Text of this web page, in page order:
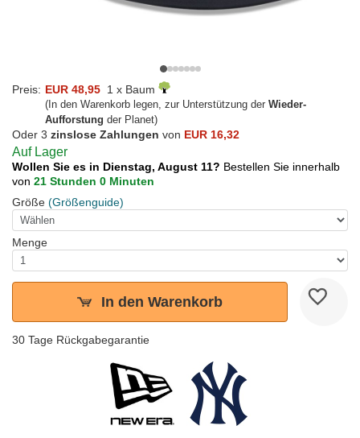
Preis: EUR 48,95 1 x Baum
(In den Warenkorb legen, zur Unterstützung der Wieder-
Aufforstung der Planet)
Oder 3 zinslose Zahlungen von EUR 16,32
Auf Lager
Wollen Sie es in Dienstag, August 11? Bestellen Sie innerhalb
von 21 Stunden 0 Minuten
Größe (Größenguide)
Menge
In den Warenkorb
30 Tage Rückgabegarantie